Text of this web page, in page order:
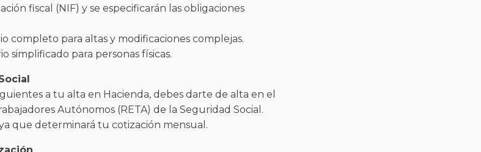
fiscal (NIF) y se especificarán las obligaciones
completo para altas y modificaciones complejas.
simplificado para personas físicas.
a tu alta en Hacienda, debes darte de alta en el
Autónomos (RETA) de la Seguridad Social.
que determinará tu cotización mensual.